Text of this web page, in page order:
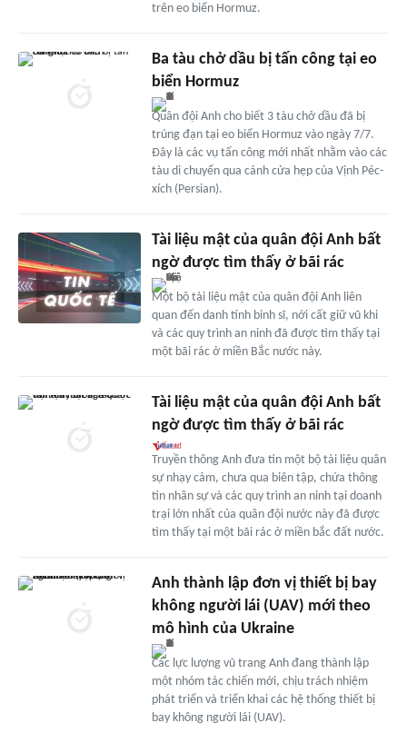
trên eo biển Hormuz.
Ba tàu chở dầu bị tấn công tại eo
biển Hormuz
Quân đội Anh cho biết 3 tàu chở dầu đã bị
trúng đạn tại eo biển Hormuz vào ngày 7/7.
Đây là các vụ tấn công mới nhất nhằm vào các
tàu di chuyển qua cánh cửa hẹp của Vịnh Péc-
xích (Persian).
Tài liệu mật của quân đội Anh bất
ngờ được tìm thấy ở bãi rác
Một bộ tài liệu mật của quân đội Anh liên
quan đến danh tính binh sĩ, nới cất giữ vũ khi
và các quy trình an ninh đã được tìm thấy tại
một bãi rác ở miền Bắc nước này.
Tài liệu mật của quân đội Anh bất
ngờ được tìm thấy ở bãi rác
Truyền thông Anh đưa tin một bộ tài liệu quân
sự nhạy cảm, chưa qua biên tập, chứa thông
tin nhân sự và các quy trình an ninh tại doanh
trại lớn nhất của quân đội nước này đã được
tìm thấy tại một bãi rác ở miền bắc đất nước.
Anh thành lập đơn vị thiết bị bay
không người lái (UAV) mới theo
mô hình của Ukraine
Các lực lượng vũ trang Anh đang thành lập
một nhóm tác chiến mới, chịu trách nhiệm
phát triển và triển khai các hệ thống thiết bị
bay không người lái (UAV).